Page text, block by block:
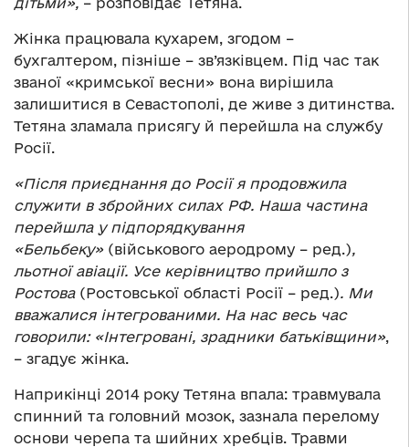
Жінка працювала кухарем, згодом –
бухгалтером, пізніше – зв’язківцем. Під час так
званої «кримської весни» вона вирішила
залишитися в Севастополі, де живе з дитинства.
Тетяна зламала присягу й перейшла на службу
Росії.
«Після приєднання до Росії я продовжила
служити в збройних силах РФ. Наша частина
перейшла у підпорядкування
«Бельбеку» (військового аеродрому – ред.),
льотної авіації. Усе керівництво прийшло з
Ростова (Ростовської області Росії – ред.). Ми
вважалися інтегрованими. На нас весь час
говорили: «Інтегровані, зрадники батьківщини»,
– згадує жінка.
Наприкінці 2014 року Тетяна впала: травмувала
спинний та головний мозок, зазнала перелому
основи черепа та шийних хребців. Травми